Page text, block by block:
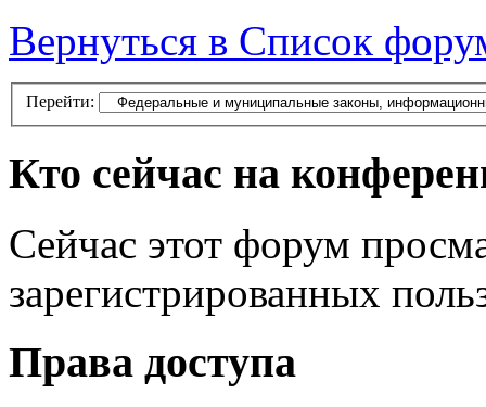
Вернуться в Список
Перейти:
Кто сейчас на
Сейчас этот форум
зарегистрированных
Права доступа